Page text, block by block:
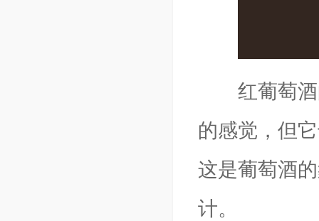
红葡萄酒
的感觉，但
这是葡萄酒
计。